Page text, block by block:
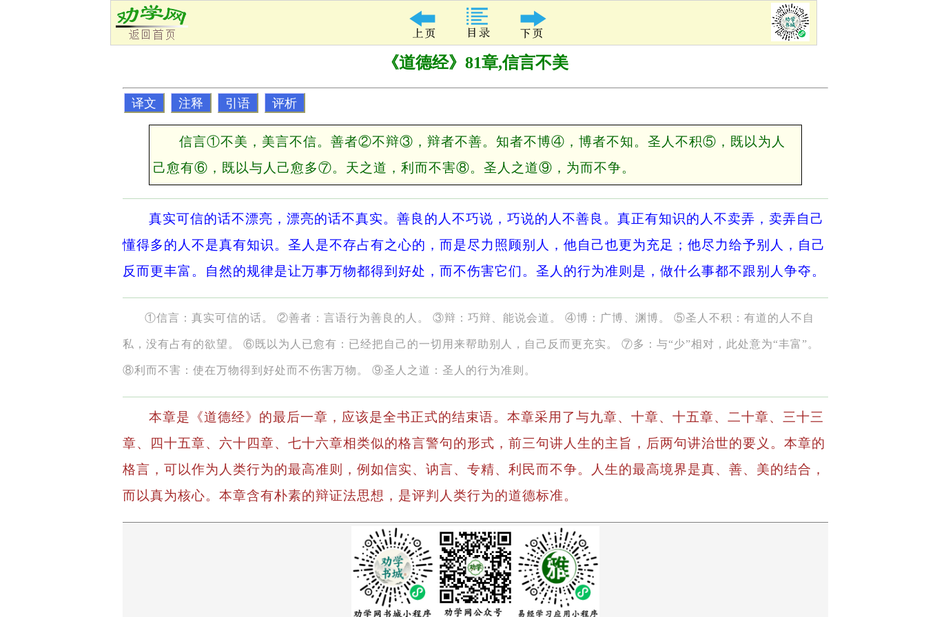
《道德经》81章,信言不美
译文 注释 引语 评析
信言①不美，美言不信。善者②不辩③，辩者不善。知者不博④，博者不知。圣人不积⑤，既以为人
己愈有⑥，既以与人己愈多⑦。天之道，利而不害⑧。圣人之道⑨，为而不争。
真实可信的话不漂亮，漂亮的话不真实。善良的人不巧说，巧说的人不善良。真正有知识的人不卖弄，卖弄自己
懂得多的人不是真有知识。圣人是不存占有之心的，而是尽力照顾别人，他自己也更为充足；他尽力给予别人，自己
反而更丰富。自然的规律是让万事万物都得到好处，而不伤害它们。圣人的行为准则是，做什么事都不跟别人争夺。
①信言：真实可信的话。 ②善者：言语行为善良的人。 ③辩：巧辩、能说会道。 ④博：广博、渊博。 ⑤圣人不积：有道的人不自
私，没有占有的欲望。 ⑥既以为人已愈有：已经把自己的一切用来帮助别人，自己反而更充实。 ⑦多：与“少”相对，此处意为“丰富”。
⑧利而不害：使在万物得到好处而不伤害万物。 ⑨圣人之道：圣人的行为准则。
本章是《道德经》的最后一章，应该是全书正式的结束语。本章采用了与九章、十章、十五章、二十章、三十三
章、四十五章、六十四章、七十六章相类似的格言警句的形式，前三句讲人生的主旨，后两句讲治世的要义。本章的
格言，可以作为人类行为的最高准则，例如信实、讷言、专精、利民而不争。人生的最高境界是真、善、美的结合，
而以真为核心。本章含有朴素的辩证法思想，是评判人类行为的道德标准。